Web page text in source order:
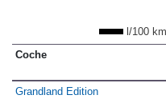
l/100 km
Coche
Grandland Edition